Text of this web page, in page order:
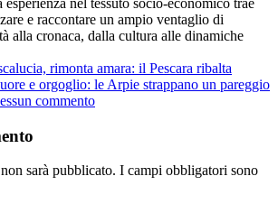
e raccontare un ampio ventaglio di
alla cronaca, dalla cultura alle dinamiche
rimonta amara: il Pescara ribalta
e orgoglio: le Arpie strappano un pareggio
commento
sarà pubblicato. I campi obbligatori sono